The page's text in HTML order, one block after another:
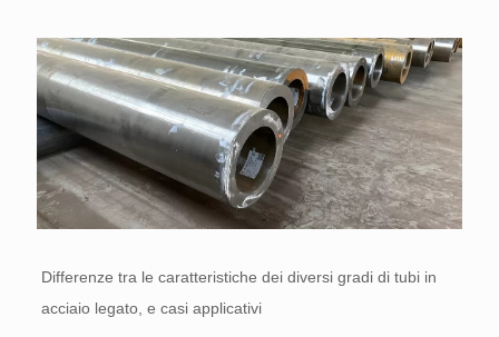
Differenze tra le caratteristiche dei diversi gradi di tubi in
acciaio legato, e casi applicativi